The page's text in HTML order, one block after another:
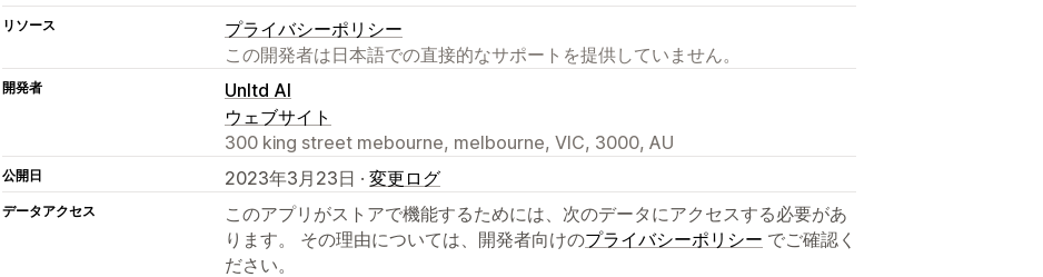
リソース
プライバシーポリシー
この開発者は日本語での直接的なサポートを提供していません。
開発者
Unltd AI
ウェブサイト
300 king street mebourne, melbourne, VIC, 3000, AU
公開日 2023年3月23日 · 変更ログ
データアクセス
このアプリがストアで機能するためには、次のデータにアクセスする必要があ
ります。 その理由については、開発者向けのプライバシーポリシー でご確認く
ださい。